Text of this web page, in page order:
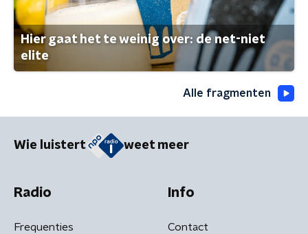
Hier gaat het te weinig over: de net-niet
elite
Alle fragmenten
Wie luistert weet meer
Radio
Frequenties
Info
Contact